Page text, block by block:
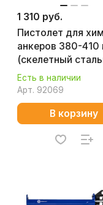
1 310 руб.
Пистолет для
анкеров 380-410
(скелетный
корпус, 3-х шток.
поршень)
918-664
Есть в наличии
Арт. 92069
В корзину